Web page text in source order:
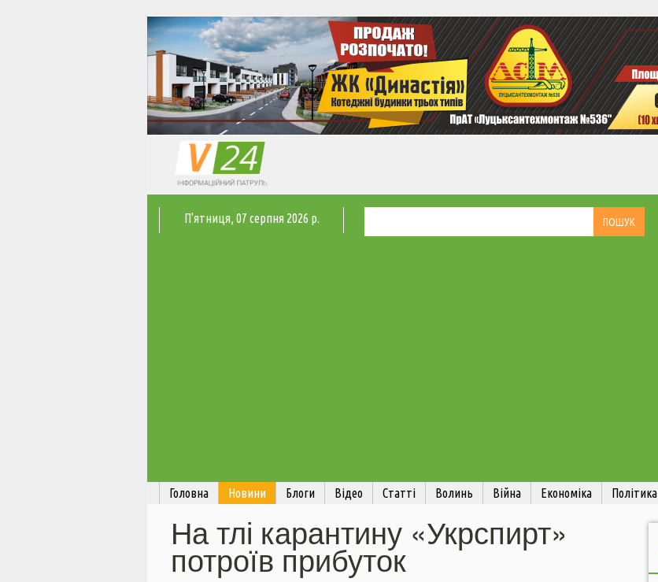
П'ятниця, 07 серпня 2026 р.
Головна Новини Блоги Відео Статті Волинь Війна Економіка Політика
На тлі карантину «Укрспирт»
потроїв прибуток